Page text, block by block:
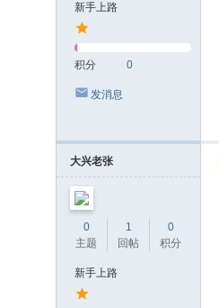
新手上路
积分 0
发消息
大兴老张
0
主题
1
回帖
0
积分
新手上路